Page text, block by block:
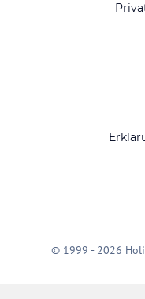
© 1999 - 2026